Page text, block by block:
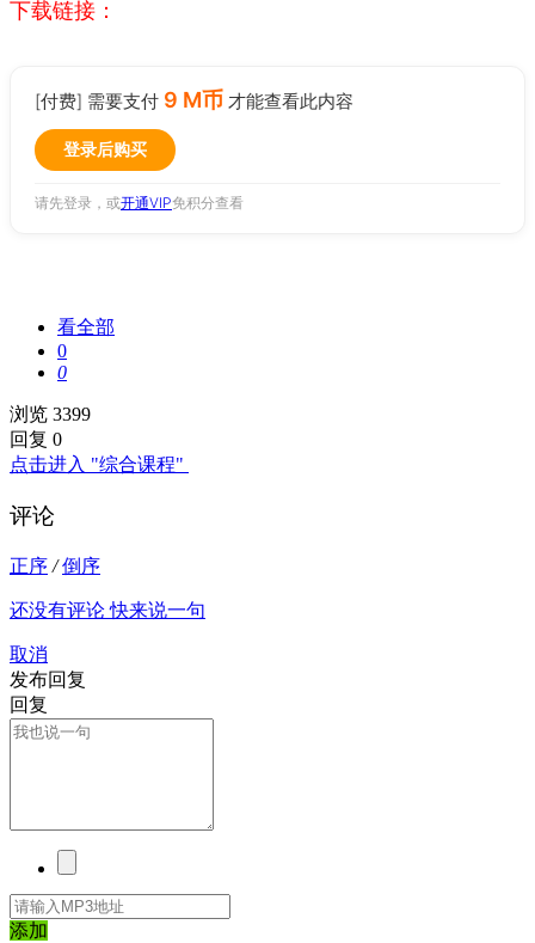
下载链接：
[付费] 需要支付 9 M币 才能查看此内容
登录后购买
请先登录，或开通VIP免积分查看
看全部
0
0
浏览 3399
回复 0
点击进入 "综合课程"
评论
正序 / 倒序
还没有评论 快来说一句
取消
发布回复
回复
添加